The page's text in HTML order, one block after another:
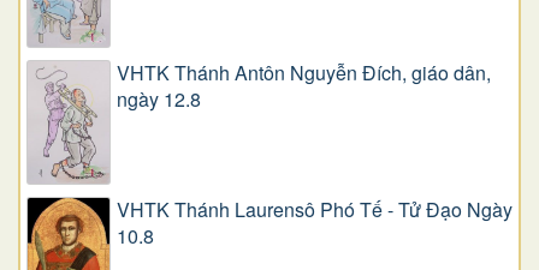
VHTK Thánh Antôn Nguyễn Ðích, giáo dân,
ngày 12.8
VHTK Thánh Laurensô Phó Tế - Tử Đạo Ngày
10.8